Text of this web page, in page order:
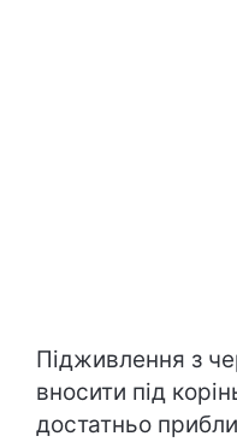
Підживлення з
вносити під
достатньо